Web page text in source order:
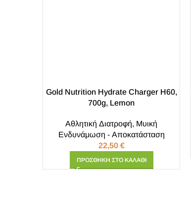
Gold Nutrition Hydrate Charger H60,
700g, Lemon
Αθλητική Διατροφή, Μυική
Ενδυνάμωση - Αποκατάσταση
22,50 €
ΠΡΟΣΘΉΚΗ ΣΤΟ ΚΑΛΆΘΙ